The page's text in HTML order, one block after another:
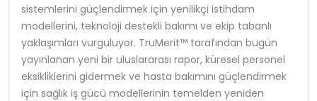
TEKNOLOJI
YAŞAM
sistemlerini güçlendirmek için yenilikçi istihdam
modellerini, teknoloji destekli bakımı ve ekip tabanlı
yaklaşımları vurguluyor. TruMerit™ tarafından bugün
yayınlanan yeni bir uluslararası rapor, küresel personel
eksikliklerini gidermek ve hasta bakımını güçlendirmek
için sağlık iş gücü modellerinin temelden yeniden